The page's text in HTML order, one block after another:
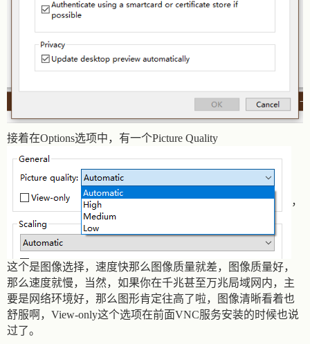
接着在Options选项中，有一个Picture Quality
，
这个是图像选择，速度快那么图像质量就差，图像质量好，
那么速度就慢，当然，如果你在千兆甚至万兆局域网内，主
要是网络环境好，那么图形肯定往高了啦，图像清晰看着也
舒服啊， View-only这个选项在前面VNC服务安装的时候也说
过了。